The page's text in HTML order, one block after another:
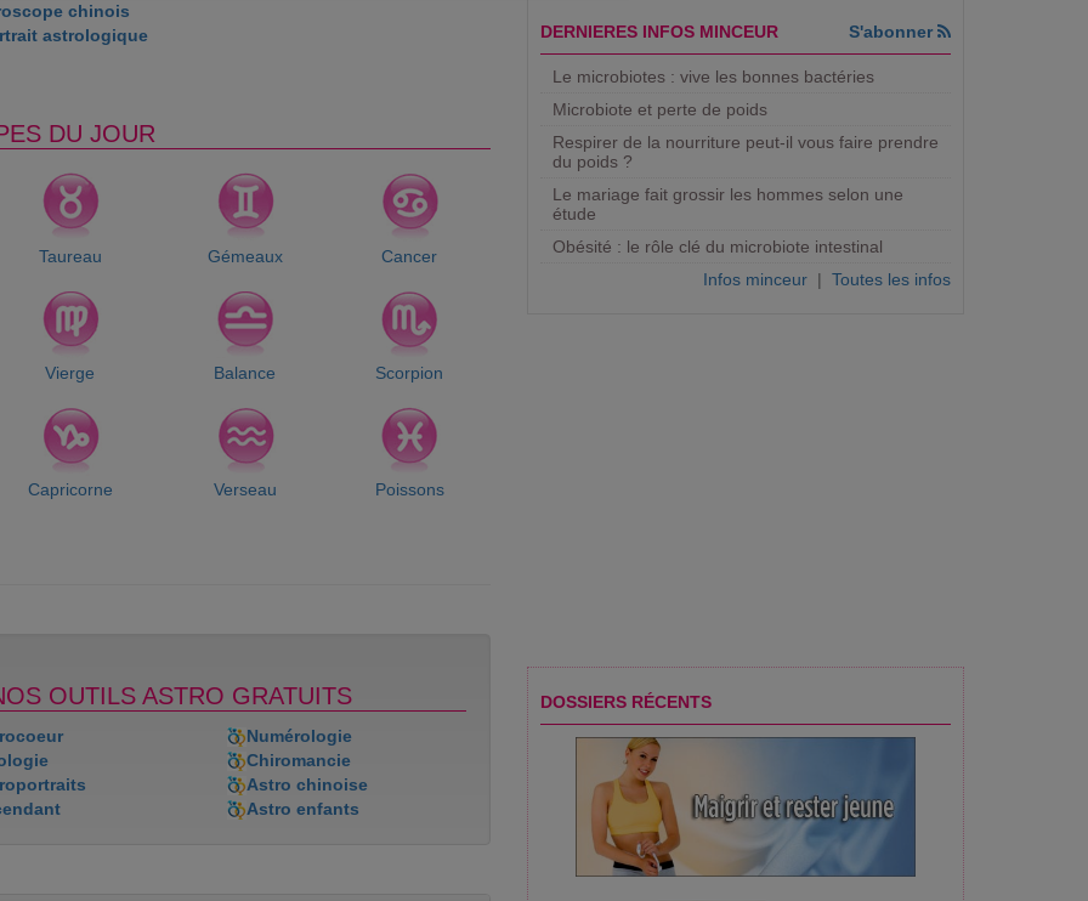
chinois
astrologique
DU JOUR
Taureau Gémeaux Cancer
Vierge Balance Scorpion
Capricorne Verseau Poissons
OUTILS ASTRO GRATUITS
Numérologie
Chiromancie
Astro chinoise
Astro enfants
DERNIERES INFOS MINCEUR S'abonner
Le microbiotes : vive les bonnes bactéries
Microbiote et perte de poids
Respirer de la nourriture peut-il vous faire prendre
du poids ?
Le mariage fait grossir les hommes selon une
étude
Obésité : le rôle clé du microbiote intestinal
Infos minceur | Toutes les infos
DOSSIERS RÉCENTS